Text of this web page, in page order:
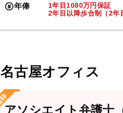
年俸
1年目1080万円保証
2年目以降歩合制（2年
名古屋オフィス
アソシエイト弁護士